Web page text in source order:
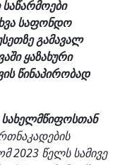
საფონდო
გამავალ
ყაზახური
წინაპირობად
2023 წელს სამივე